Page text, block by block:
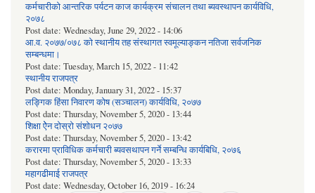
कर्मचारीको आन्तरिक पर्यटन काज कार्यक्रम संचालन तथा ब्यवस्थापन कार्यविधि,
२०७८
Post date: Wednesday, June 29, 2022 - 14:06
आ.व. २०७७/०७८ को स्थानीय तह संस्थागत स्वमूल्याङ्कन नतिजा सर्वजनिक
सम्बन्धमा।
Post date: Tuesday, March 15, 2022 - 11:42
स्थानीय राजपत्र
Post date: Monday, January 31, 2022 - 15:37
लङ्गिक हिंसा निवारण कोष (सञ्‍चालन) कार्यविधि, २०७७
Post date: Thursday, November 5, 2020 - 13:44
शिक्षा ऐेन दोस्रो संशोधन २०७७
Post date: Thursday, November 5, 2020 - 13:42
करारमा प्राविधिक कर्मचारी ब्यवसथापन गर्ने सम्बन्धि कार्यबिधि, २०७६
Post date: Thursday, November 5, 2020 - 13:33
महागढीमाई राजपत्र
Post date: Wednesday, October 16, 2019 - 16:24